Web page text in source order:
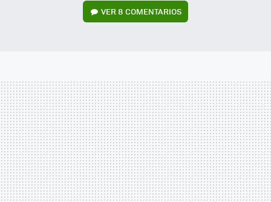
VER8 COMENTARIOS